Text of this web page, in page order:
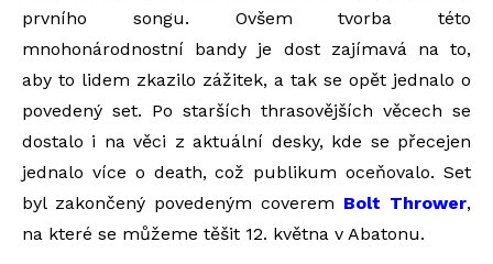
prvního songu. Ovšem tvorba této
mnohonárodnostní bandy je dost zajímavá na to,
aby to lidem zkazilo zážitek, a tak se opět jednalo o
povedený set. Po starších thrasovějších věcech se
dostalo i na věci z aktuální desky, kde se přecejen
jednalo více o death, což publikum oceňovalo. Set
byl zakončený povedeným coverem Bolt Thrower,
na které se můžeme těšit 12. května v Abatonu.